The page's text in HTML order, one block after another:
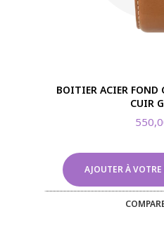
BOITIER ACIER FOND
CUIR
AJOUTER À